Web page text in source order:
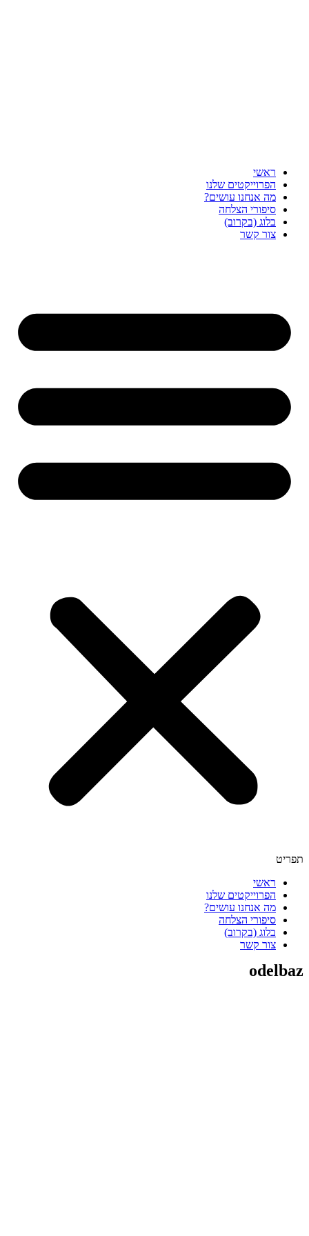
ראשי
הפרוייקטים שלנו
מה אנחנו עושים?
סיפורי הצלחה
בלוג (בקרוב)
צור קשר
תפריט
ראשי
הפרוייקטים שלנו
מה אנחנו עושים?
סיפורי הצלחה
בלוג (בקרוב)
צור קשר
odelbaz